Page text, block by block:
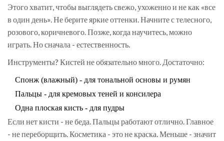
Этого хватит, чтобы выглядеть свежо, ухоженно и не как «все
в один день». Не берите яркие оттенки. Начните с телесного,
розового, коричневого. Позже, когда научитесь, можно
играть. Но сначала - естественность.
Инструменты? Кистей не обязательно много. Достаточно:
Спонж (влажный) - для тональной основы и румян
Пальцы - для кремовых теней и консилера
Одна плоская кисть - для пудры
Если нет кисти - не беда. Пальцы работают отлично. Главное
- не переборщить. Косметика - это не краска. Меньше - значит